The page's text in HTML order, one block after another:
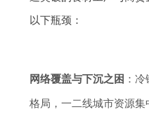
以下瓶颈：
网络覆盖与下沉之困 ：
格局，一二线城市资源